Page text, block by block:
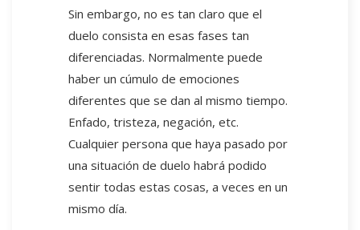
Sin embargo, no es tan claro que el
duelo consista en esas fases tan
diferenciadas. Normalmente puede
haber un cúmulo de emociones
diferentes que se dan al mismo tiempo.
Enfado, tristeza, negación, etc.
Cualquier persona que haya pasado por
una situación de duelo habrá podido
sentir todas estas cosas, a veces en un
mismo día.